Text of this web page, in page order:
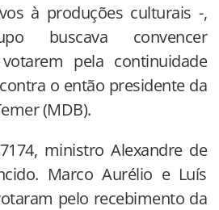
à produções culturais -,
buscava convencer
pela continuidade
o então presidente da
(MDB).
ministro Alexandre de
Marco Aurélio e Luís
pelo recebimento da